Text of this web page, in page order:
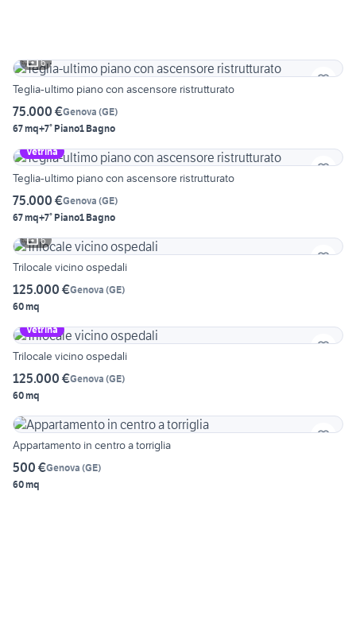
6
Teglia-ultimo piano con ascensore ristrutturato
75.000 €Genova (GE)
67 mq+7° Piano1 Bagno
Vetrina
Teglia-ultimo piano con ascensore ristrutturato
75.000 €Genova (GE)
67 mq+7° Piano1 Bagno
6
Trilocale vicino ospedali
125.000 €Genova (GE)
60 mq
Vetrina
Trilocale vicino ospedali
125.000 €Genova (GE)
60 mq
Appartamento in centro a torriglia
500 €Genova (GE)
60 mq